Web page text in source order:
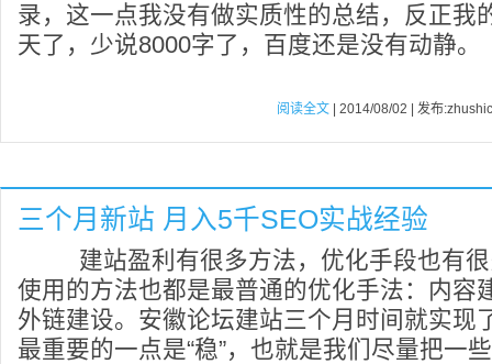
录，这一点我没有做实质性的总结，反正我
天了，少说8000字了，百度还是没有动静。
阅读全文 | 2014/08/02 | 发布
三个月新站 月入5千SEO实战经验
建站盈利有很多方法，优化手段也有
使用的方法也都是最普通的优化手法：内容
外链建设。安徽论坛建站三个月时间就实现
最重要的一点是“稳”，也就是我们尽量把一